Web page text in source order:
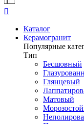

Каталог
Керамогранит
Популярные
Тип
Бесшовный
Глянцевый
Матовый